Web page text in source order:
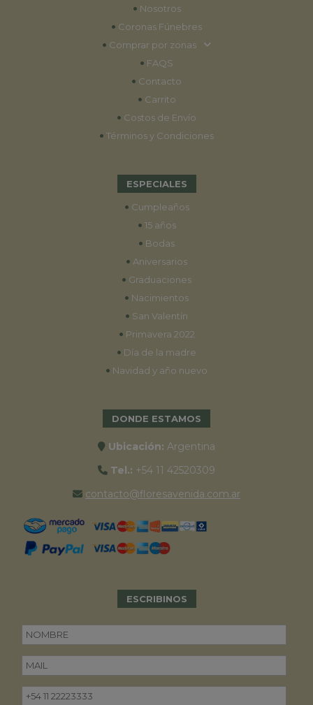
• Nosotros
• Coronas Fúnebres
• Comprar por zonas
• FAQS
• Contacto
• Carrito
• Costos de Envío
• Términos y Condiciones
ESPECIALES
• Cumpleaños
• 15 años
• Bodas
• Aniversarios
• Graduaciones
• Nacimientos
• San Valentín
• Primavera 2022
• Día de la madre
• Navidad y año nuevo
DONDE ESTAMOS
Ubicación: Argentina
Tel.: +54 11 42520309
contacto@floresavenida.com.ar
ESCRIBINOS